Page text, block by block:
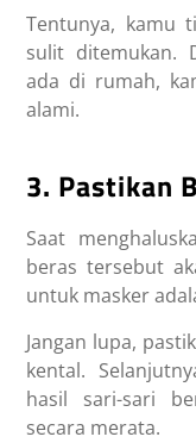
Tentunya, kamu
sulit ditemukan.
ada di rumah,
alami.
3. Pastikan
Saat
beras tersebut
untuk masker
Jangan lupa,
kental.
hasil sari-sari
secara merata.